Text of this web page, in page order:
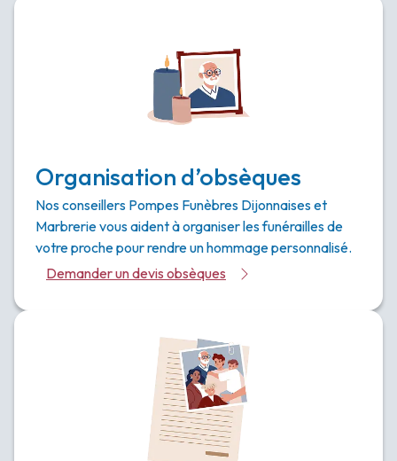
Organisation d’obsèques
Nos conseillers Pompes Funèbres Dijonnaises et
Marbrerie vous aident à organiser les funérailles de
votre proche pour rendre un hommage personnalisé.
Demander un devis obsèques